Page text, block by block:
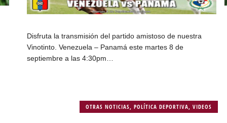
Disfruta la transmisión del partido amistoso de nuestra
Vinotinto. Venezuela – Panamá este martes 8 de
septiembre a las 4:30pm…
OTRAS NOTICIAS ,POLÍTICA DEPORTIVA ,VIDEOS